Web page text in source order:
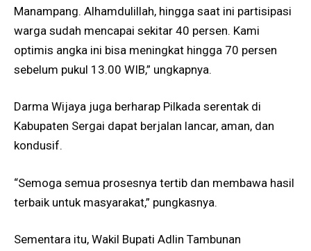
Manampang. Alhamdulillah, hingga saat ini partisipasi
warga sudah mencapai sekitar 40 persen. Kami
optimis angka ini bisa meningkat hingga 70 persen
sebelum pukul 13.00 WIB,” ungkapnya.
Darma Wijaya juga berharap Pilkada serentak di
Kabupaten Sergai dapat berjalan lancar, aman, dan
kondusif.
“Semoga semua prosesnya tertib dan membawa hasil
terbaik untuk masyarakat,” pungkasnya.
Sementara itu, Wakil Bupati Adlin Tambunan